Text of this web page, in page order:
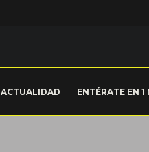
ACTUALIDAD ENTÉRATE EN